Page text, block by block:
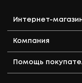
Интернет-магазин
Компания
Помощь